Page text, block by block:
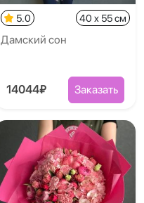
5.0 40 x 55 см
Дамский сон
14044₽ Заказать